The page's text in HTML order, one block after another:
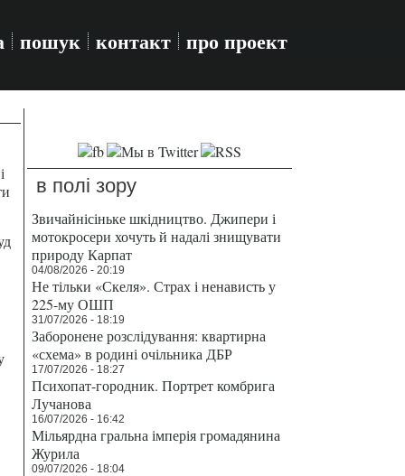
пошук контакт про проект
в полі зору
Звичайнісіньке шкідництво. Джипери і
мотокросери хочуть й надалі знищувати
природу Карпат
04/08/2026 - 20:19
Не тільки «Скеля». Страх і ненависть у
225-му ОШП
31/07/2026 - 18:19
Заборонене розслідування: квартирна
«схема» в родині очільника ДБР
17/07/2026 - 18:27
Психопат-городник. Портрет комбрига
Лучанова
16/07/2026 - 16:42
Мільярдна гральна імперія громадянина
Журила
09/07/2026 - 18:04